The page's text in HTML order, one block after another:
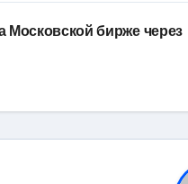
Московской бирже через